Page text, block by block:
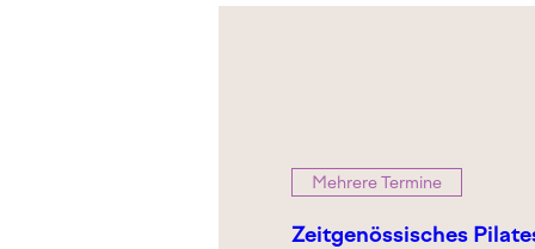
Mehrere Termine
Zeitgenössisches